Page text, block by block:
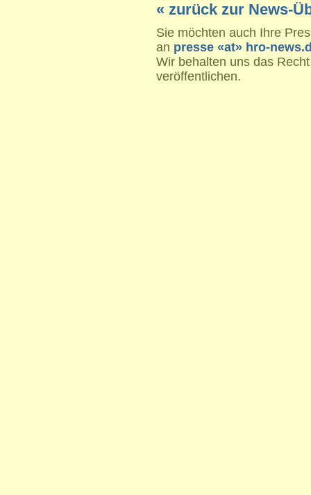
« zurück zur News-
Sie möchten auch Ihre
an presse «at» hro-
Wir behalten uns das
veröffentlichen.